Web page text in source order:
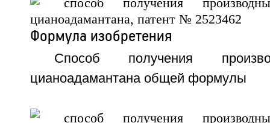
Формула изобретения
Способ получения
цианоадамантана общей формулы